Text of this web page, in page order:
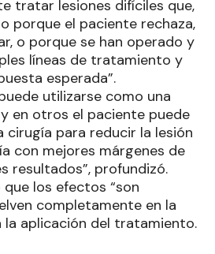
tratar lesiones difíciles que,
porque el paciente rechaza,
o porque se han operado y
líneas de tratamiento y
esperada”.
utilizarse como una
en otros el paciente puede
cirugía para reducir la lesión
con mejores márgenes de
resultados”, profundizó.
los efectos “son
completamente en la
la aplicación del tratamiento.